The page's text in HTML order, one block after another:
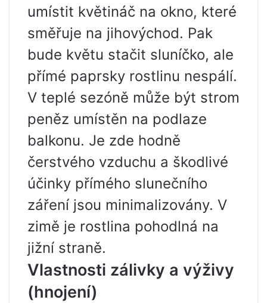
umístit květináč na okno, které
směřuje na jihovýchod. Pak
bude květu stačit sluníčko, ale
přímé paprsky rostlinu nespálí.
V teplé sezóně může být strom
peněz umístěn na podlaze
balkonu. Je zde hodně
čerstvého vzduchu a škodlivé
účinky přímého slunečního
záření jsou minimalizovány. V
zimě je rostlina pohodlná na
jižní straně.
Vlastnosti zálivky a výživy
(hnojení)